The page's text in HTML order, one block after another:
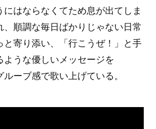
にはならなくてため息が出てしま
、順調な毎日ばかりじゃない日常
と寄り添い、「行こうぜ！」と手
ような優しいメッセージを
ルーブ感で歌い上げている。